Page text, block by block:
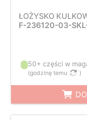
ŁOŻYSKO
F-236120-03-
50+ części w
(godzinę temu )